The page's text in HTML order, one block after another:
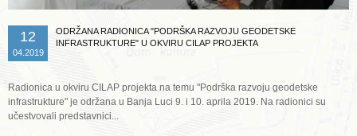
12
04.2019
ODRŽANA RADIONICA "PODRŠKA RAZVOJU GEODETSKE
INFRASTRUKTURE" U OKVIRU CILAP PROJEKTA
Radionica u okviru CILAP projekta na temu "Podrška razvoju geodetske
infrastrukture" je održana u Banja Luci 9. i 10. aprila 2019. Na radionici su
učestvovali predstavnici...